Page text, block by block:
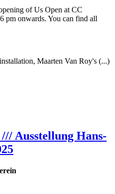
of Us Open at CC
pm onwards. You can find all
Maarten Van Roy's (...)
Ausstellung Hans-